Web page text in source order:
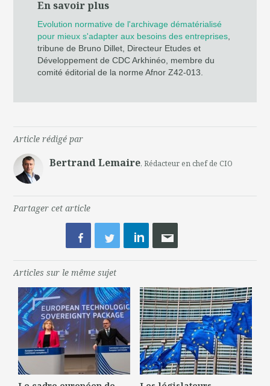
En savoir plus
Evolution normative de l'archivage dématérialisé
pour mieux s'adapter aux besoins des entreprises
tribune de Bruno Dillet, Directeur Etudes et
Développement de CDC Arkhinéo, membre du
comité éditorial de la norme Afnor Z42-013.
Article rédigé par
Bertrand Lemaire, Rédacteur en chef de CIO
Partager cet article
Articles sur le même sujet